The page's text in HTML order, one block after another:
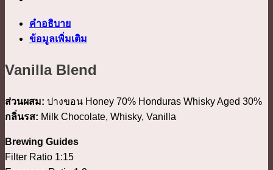
คำอธิบาย
ข้อมูลเพิ่มเติม
Vanilla Blend
ส่วนผสม: ปางขอน Honey 70% Honduras Whisky Aged 30%
กลิ่นรส: Milk Chocolate, Whisky, Vanilla
Brewing Guides
Filter Ratio 1:15